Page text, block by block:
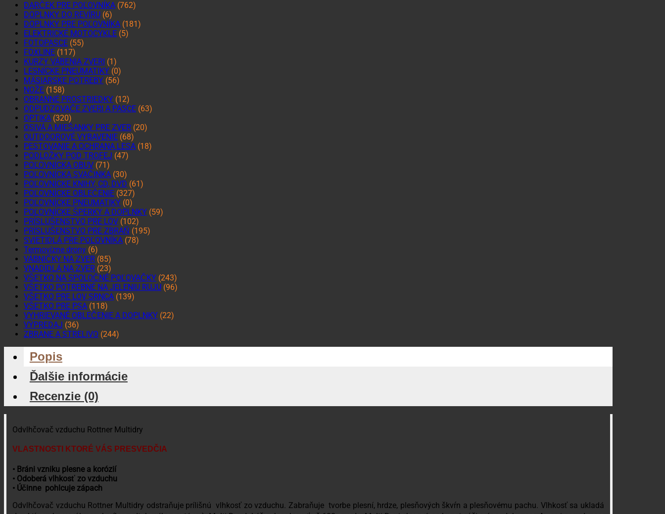
DARČEK PRE POĽOVNÍKA (762)
DOPLNKY DO REVÍRU (6)
DOPLNKY PRE POĽOVNÍKA (181)
ELEKTRICKÉ MOTOCYKLE (5)
FOTOPASCE (55)
FOXLINE (117)
KURZY VÁBENIA ZVERI (1)
LESNÍCKE PNEUMATIKY (0)
MÄSIARSKE POTREBY (56)
NOŽE (158)
OBRANNÉ PROSTRIEDKY (12)
ODPUDZOVAČE ZVERI A PASCE (63)
OPTIKA (320)
OSIVÁ A MIEŠANKY PRE ZVER (20)
OUTDOOROVÉ VYBAVENIE (68)
PESTOVANIE A OCHRANA LESA (18)
PODLOŽKY POD TROFEJ (47)
POĽOVNÍCKA OBUV (71)
POĽOVNÍCKA SVAČINKA (30)
POĽOVNÍCKE KNIHY, CD, DVD (61)
POĽOVNÍCKE OBLEČENIE (327)
POĽOVNÍCKE PNEUMATIKY (0)
POĽOVNÍCKE ŠPERKY A DOPLNKY (59)
PRÍSLUŠENSTVO PRE LOV (102)
PRÍSLUŠENSTVO PRE ZBRAŇ (195)
SVIETIDLÁ PRE POĽOVNÍKA (78)
Termovízne drony (6)
VÁBNIČKY NA ZVER (85)
VNADIDLÁ NA ZVER (23)
VŠETKO NA SPOLOČNÉ POĽOVAČKY (243)
VŠETKO POTREBNÉ NA JELENIU RUJU (96)
VŠETKO PRE LOV SRNCA (139)
VŠETKO PRE PSA (118)
VYHRIEVANÉ OBLEČENIE A DOPLNKY (22)
VÝPREDAJ (36)
ZBRANE A STRELIVO (244)
Popis
Ďalšie informácie
Recenzie (0)
Odvlhčovač vzduchu Rottner Multidry
VLASTNOSTI KTORÉ VÁS PRESVEDČI A
• Bráni vzniku plesne a korózií
• Odoberá vlhkosť zo vzduchu
• Účinne pohlcuje zápach
Odvlhčovač vzduchu Rottner Multidry odstraňuje prílišnú vlhkosť zo vzduchu. Zabraňuje tvorbe plesní, hrdze, plesňových škvŕn a plesňovému pachu. Vlhkosť sa ukladá